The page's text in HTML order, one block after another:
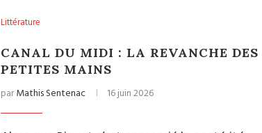
Littérature
CANAL DU MIDI : LA REVANCHE DES
PETITES MAINS
parMathis Sentenac 16 juin 2026